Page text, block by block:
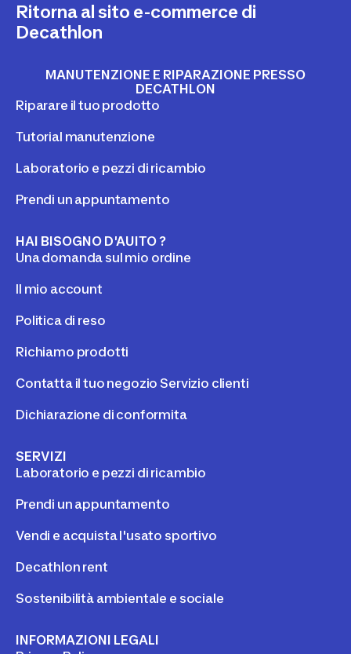
Ritorna al sito e-commerce di
Decathlon
MANUTENZIONE E RIPARAZIONE PRESSO
DECATHLON
Riparare il tuo prodotto
Tutorial manutenzione
Laboratorio e pezzi di ricambio
Prendi un appuntamento
HAI BISOGNO D'AUITO ?
Una domanda sul mio ordine
Il mio account
Politica di reso
Richiamo prodotti
Contatta il tuo negozio Servizio clienti
Dichiarazione di conformita
SERVIZI
Laboratorio e pezzi di ricambio
Prendi un appuntamento
Vendi e acquista l'usato sportivo
Decathlon rent
Sostenibilità ambientale e sociale
INFORMAZIONI LEGALI